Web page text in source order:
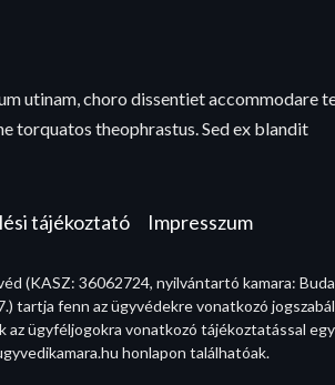
utinam, choro dissentiet accommodare
torquatos theophrastus. Sed ex blandit
tájékoztató Impresszum
(KASZ: 36062724, nyilvántartó kamara:
tartja fenn az ügyvédekre vonatkozó
az ügyféljogokra vonatkozó tájékoztatással
honlapon találhatóak.